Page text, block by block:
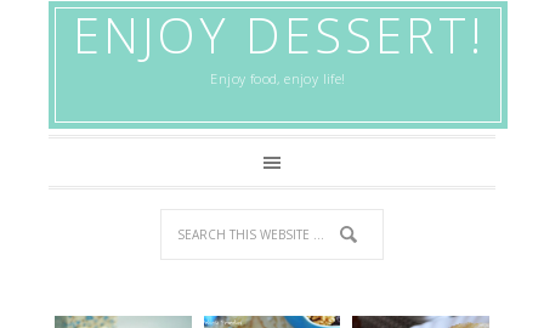
ENJOY DESSERT!
Enjoy food, enjoy life!